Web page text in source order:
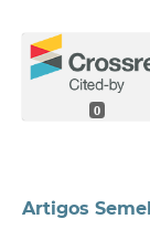
0
Artigos